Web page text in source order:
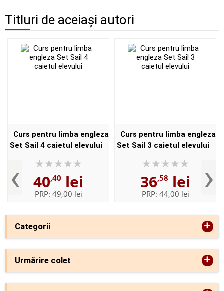
Categorii +
Urmărire colet +
Titluri de aceiași autori
‹
Curs pentru limba engleza
Set Sail 4 caietul elevului
40,40 lei
PRP: 49,00 lei
Curs pentru limba engleza
Set Sail 3 caietul elevului
36,58 lei
PRP: 44,00 lei ›